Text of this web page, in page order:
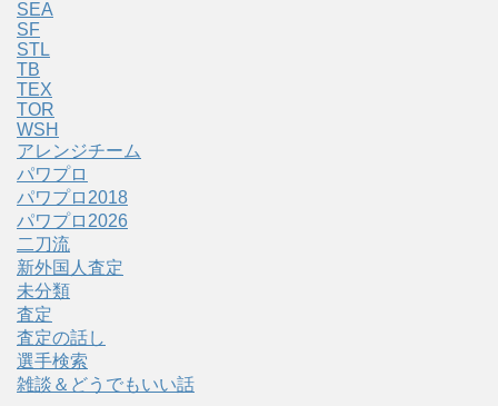
SEA
SF
STL
TB
TEX
TOR
WSH
アレンジチーム
パワプロ
パワプロ2018
パワプロ2026
二刀流
新外国人査定
未分類
査定
査定の話し
選手検索
雑談＆どうでもいい話